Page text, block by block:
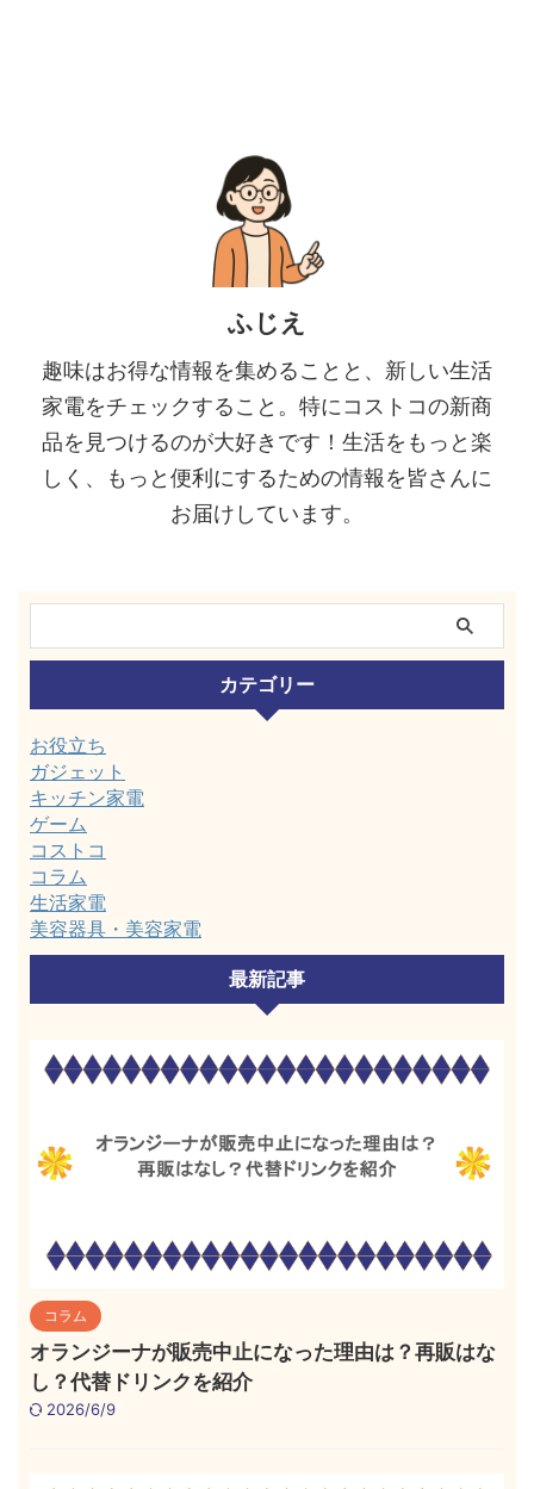
ふじえ
趣味はお得な情報を集めることと、新しい生活
家電をチェックすること。特にコストコの新商
品を見つけるのが大好きです！生活をもっと楽
しく、もっと便利にするための情報を皆さんに
お届けしています。
カテゴリー
お役立ち
ガジェット
キッチン家電
ゲーム
コストコ
コラム
生活家電
美容器具・美容家電
最新記事
コラム
オランジーナが販売中止になった理由は？再販はな
し？代替ドリンクを紹介
2026/6/9